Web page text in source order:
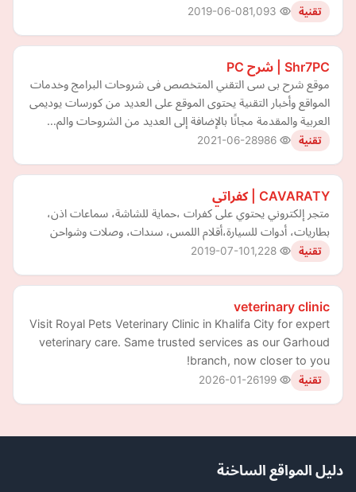
تقنية 2019-06-08
Shr7PC | شرح PC
موقع شرح بى سى التقني المتخصص فى شروحات البرامج وخدمات
المواقع وأخبار التقنية يحتوى الموقع على العديد من كورسات يوديمى
العربية والمقدمة مجانًا بالإضافة إلى العديد من الشروحات والم…
تقنية 2021-06-28
CAVARATY | كفراتي
متجر إلكتروني يحتوي على كفرات ،حماية للشاشة، سماعات اذن،
بطاريات، أدوات للسيارة،أقلام اللمس، سندات، وصلات وشواحن
تقنية 2019-07-10
veterinary clinic
Visit Royal Pets Veterinary Clinic in Khalifa City for expert
veterinary care. Same trusted services as our Garhoud
branch, now closer to you!
تقنية 2026-01-26
دليل المواقع الساخنة